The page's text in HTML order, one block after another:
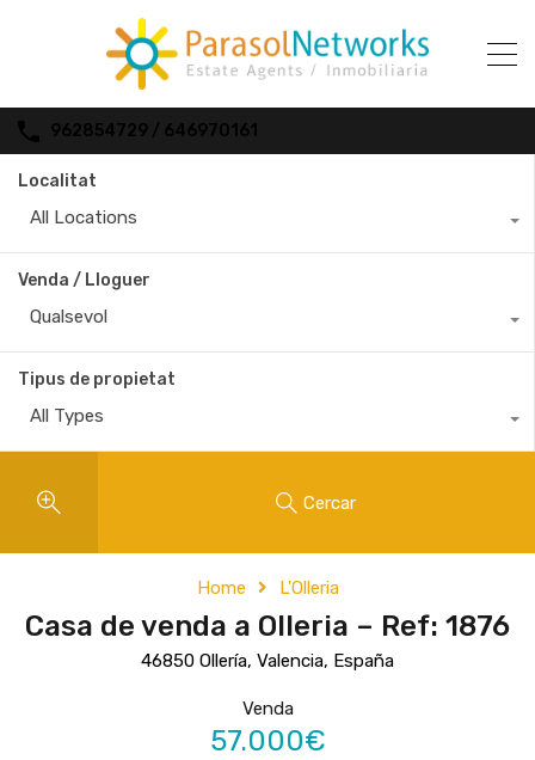
962854729 / 646970161
Localitat
All Locations
Venda / Lloguer
Qualsevol
Tipus de propietat
All Types
Cercar
Home L'Olleria
Casa de venda a Olleria – Ref: 1876
46850 Ollería, Valencia, España
Venda
57.000€